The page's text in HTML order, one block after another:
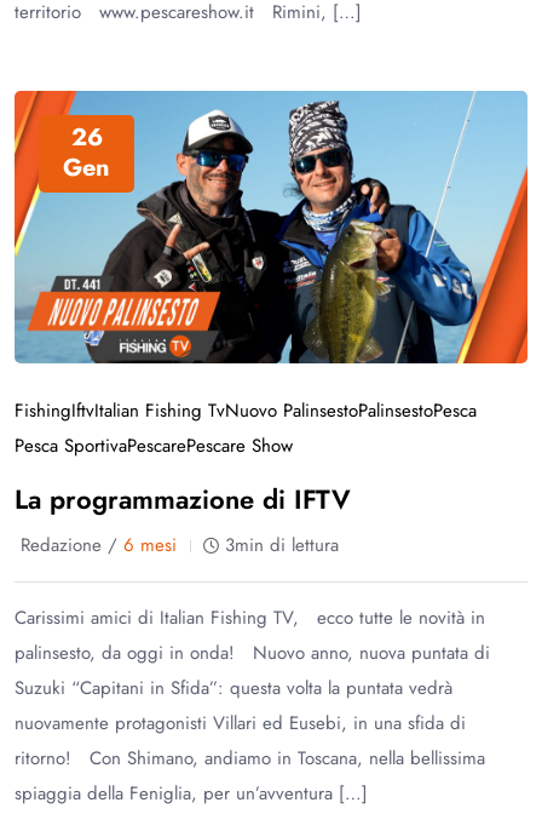
territorio www.pescareshow.it Rimini, […]
26
Gen
FishingIftvItalian Fishing TvNuovo PalinsestoPalinsestoPesca
Pesca SportivaPescarePescare Show
La programmazione di IFTV
Redazione / 6 mesi 3min di lettura
Carissimi amici di Italian Fishing TV, ecco tutte le novità in
palinsesto, da oggi in onda! Nuovo anno, nuova puntata di
Suzuki “Capitani in Sfida”: questa volta la puntata vedrà
nuovamente protagonisti Villari ed Eusebi, in una sfida di
ritorno! Con Shimano, andiamo in Toscana, nella bellissima
spiaggia della Feniglia, per un’avventura […]